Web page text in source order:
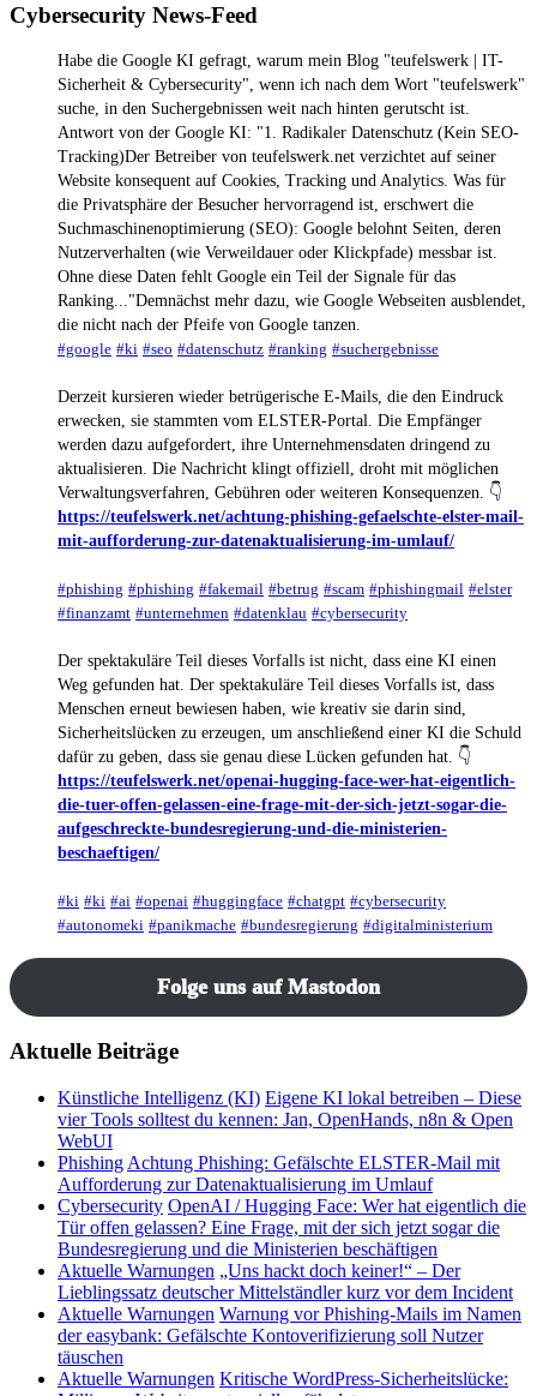
Cybersecurity News-Feed
Habe die Google KI gefragt, warum mein Blog "teufelswerk | IT-
Sicherheit & Cybersecurity", wenn ich nach dem Wort "teufelswerk"
suche, in den Suchergebnissen weit nach hinten gerutscht ist.
Antwort von der Google KI: "1. Radikaler Datenschutz (Kein SEO-
Tracking)Der Betreiber von teufelswerk.net verzichtet auf seiner
Website konsequent auf Cookies, Tracking und Analytics. Was für
die Privatsphäre der Besucher hervorragend ist, erschwert die
Suchmaschinenoptimierung (SEO): Google belohnt Seiten, deren
Nutzerverhalten (wie Verweildauer oder Klickpfade) messbar ist.
Ohne diese Daten fehlt Google ein Teil der Signale für das
Ranking..."Demnächst mehr dazu, wie Google Webseiten ausblendet,
die nicht nach der Pfeife von Google tanzen.
#google #ki #seo #datenschutz #ranking #suchergebnisse
Derzeit kursieren wieder betrügerische E-Mails, die den Eindruck
erwecken, sie stammten vom ELSTER-Portal. Die Empfänger
werden dazu aufgefordert, ihre Unternehmensdaten dringend zu
aktualisieren. Die Nachricht klingt offiziell, droht mit möglichen
Verwaltungsverfahren, Gebühren oder weiteren Konsequenzen. 👇
https://teufelswerk.net/achtung-phishing-gefaelschte-elster-mail-
mit-aufforderung-zur-datenaktualisierung-im-umlauf/
#phishing #phishing #fakemail #betrug #scam #phishingmail #elster
#finanzamt #unternehmen #datenklau #cybersecurity
Der spektakuläre Teil dieses Vorfalls ist nicht, dass eine KI einen
Weg gefunden hat. Der spektakuläre Teil dieses Vorfalls ist, dass
Menschen erneut bewiesen haben, wie kreativ sie darin sind,
Sicherheitslücken zu erzeugen, um anschließend einer KI die Schuld
dafür zu geben, dass sie genau diese Lücken gefunden hat. 👇
https://teufelswerk.net/openai-hugging-face-wer-hat-eigentlich-
die-tuer-offen-gelassen-eine-frage-mit-der-sich-jetzt-sogar-die-
aufgeschreckte-bundesregierung-und-die-ministerien-
beschaeftigen/
#ki #ki #ai #openai #huggingface #chatgpt #cybersecurity
#autonomeki #panikmache #bundesregierung #digitalministerium
Folge uns auf Mastodon
Aktuelle Beiträge
Künstliche Intelligenz (KI) Eigene KI lokal betreiben – Diese
vier Tools solltest du kennen: Jan, OpenHands, n8n & Open
WebUI
Phishing Achtung Phishing: Gefälschte ELSTER-Mail mit
Aufforderung zur Datenaktualisierung im Umlauf
Cybersecurity OpenAI / Hugging Face: Wer hat eigentlich die
Tür offen gelassen? Eine Frage, mit der sich jetzt sogar die
Bundesregierung und die Ministerien beschäftigen
Aktuelle Warnungen „Uns hackt doch keiner!“ – Der
Lieblingssatz deutscher Mittelständler kurz vor dem Incident
Aktuelle Warnungen Warnung vor Phishing-Mails im Namen
der easybank: Gefälschte Kontoverifizierung soll Nutzer
täuschen
Aktuelle Warnungen Kritische WordPress-Sicherheitslücke: